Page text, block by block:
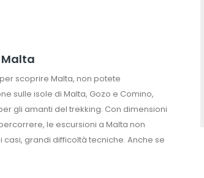
Malta
scoprire Malta, non potete
sulle isole di Malta, Gozo e Comino,
gli amanti del trekking. Con dimensioni
le escursioni a Malta non
grandi difficoltà tecniche. Anche se